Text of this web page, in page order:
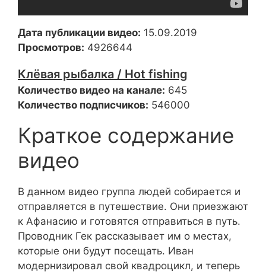
Дата публикации видео: 15.09.2019
Просмотров: 4926644
Клёвая рыбалка / Hot fishing
Количество видео на канале: 645
Количество подписчиков: 546000
Краткое содержание
видео
В данном видео группа людей собирается и
отправляется в путешествие. Они приезжают
к Афанасию и готовятся отправиться в путь.
Проводник Гек рассказывает им о местах,
которые они будут посещать. Иван
модернизировал свой квадроцикл, и теперь